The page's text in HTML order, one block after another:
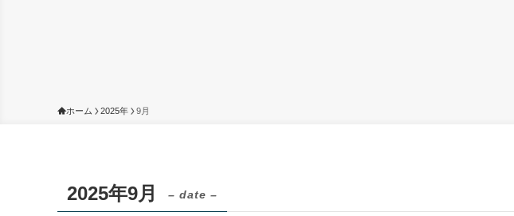
ホーム 2025年 9月
2025年9月 – date –